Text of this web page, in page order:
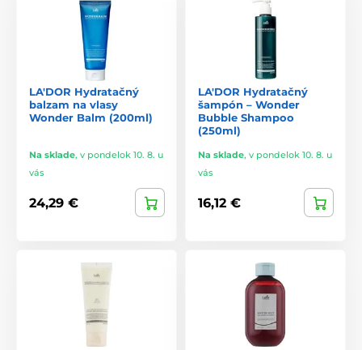
LA'DOR Hydratačný
balzam na vlasy
Wonder Balm (200ml)
Na sklade, v pondelok 10. 8. u
vás
24,29 €
LA'DOR Hydratačný
šampón – Wonder
Bubble Shampoo
(250ml)
Na sklade, v pondelok 10. 8. u
vás
16,12 €